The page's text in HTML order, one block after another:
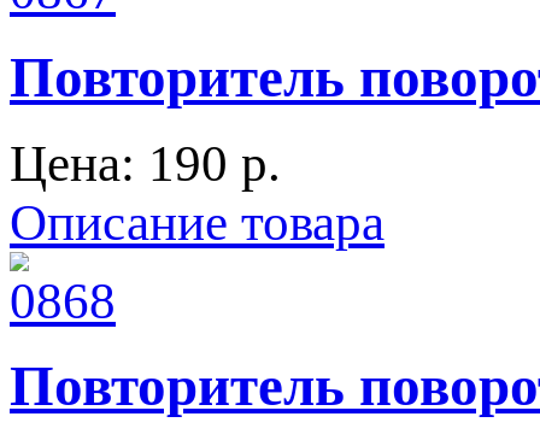
Повторитель
Цена: 190 p.
Описание товара
Повторитель